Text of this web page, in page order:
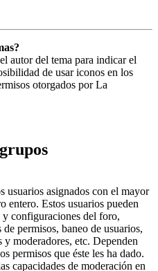
autor del tema para indicar el
de usar iconos en los
otorgados por La
usuarios asignados con el mayor
entero. Estos usuarios pueden
y configuraciones del foro,
permisos, baneo de usuarios,
moderadores, etc. Dependen
permisos que éste les ha dado.
capacidades de moderación en